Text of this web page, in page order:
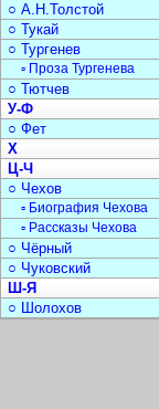
○ А.Н.Толстой
○ Тукай
○ Тургенев
▫ Проза Тургенева
○ Тютчев
У-Ф
○ Фет
Х
Ц-Ч
○ Чехов
▫ Биография Чехова
▫ Рассказы Чехова
○ Чёрный
○ Чуковский
Ш-Я
○ Шолохов